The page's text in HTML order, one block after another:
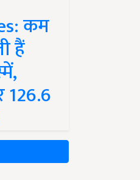
कम
हैं
126.6